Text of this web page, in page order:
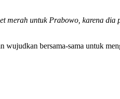
merah untuk Prabowo, karena dia
bersama-sama untuk